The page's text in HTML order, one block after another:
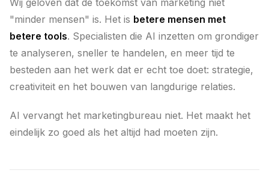
Wij geloven dat de toekomst van marketing niet
"minder mensen" is. Het is betere mensen met
betere tools. Specialisten die AI inzetten om grondiger
te analyseren, sneller te handelen, en meer tijd te
besteden aan het werk dat er echt toe doet: strategie,
creativiteit en het bouwen van langdurige relaties.
AI vervangt het marketingbureau niet. Het maakt het
eindelijk zo goed als het altijd had moeten zijn.